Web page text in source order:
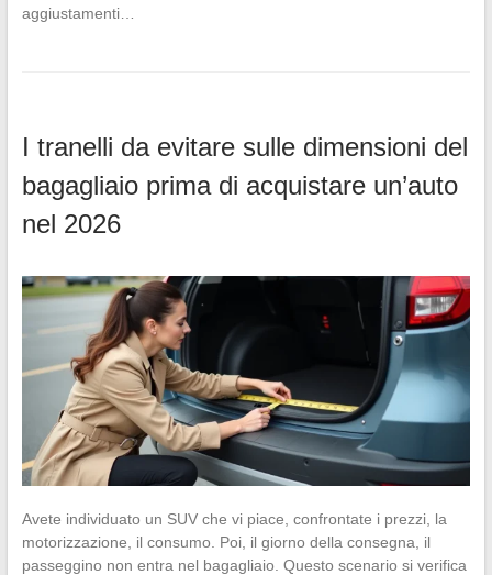
aggiustamenti…
I tranelli da evitare sulle dimensioni del
bagagliaio prima di acquistare un’auto
nel 2026
Avete individuato un SUV che vi piace, confrontate i prezzi, la
motorizzazione, il consumo. Poi, il giorno della consegna, il
passeggino non entra nel bagagliaio. Questo scenario si verifica